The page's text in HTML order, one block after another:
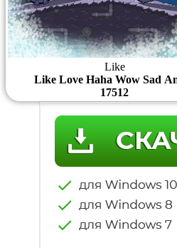
Like
Like Love Haha Wow Sad
17512